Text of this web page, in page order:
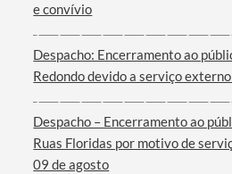
Filtros
e convívio
Despacho: Encerramento ao
Redondo devido a serviço
Despacho – Encerramento ao
Ruas Floridas por motivo de
09 de agosto